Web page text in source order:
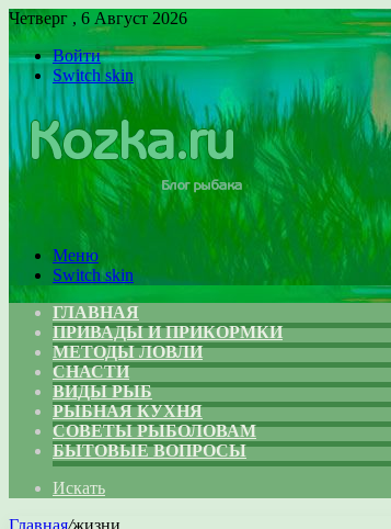
Четверг , 6 Август 2026
Войти
Switch skin
Меню
Switch skin
ГЛАВНАЯ
ПРИВАДЫ И ПРИКОРМКИ
МЕТОДЫ ЛОВЛИ
СНАСТИ
ВИДЫ РЫБ
РЫБНАЯ КУХНЯ
СОВЕТЫ РЫБОЛОВАМ
БЫТОВЫЕ ВОПРОСЫ
Искать
Главная/жизни